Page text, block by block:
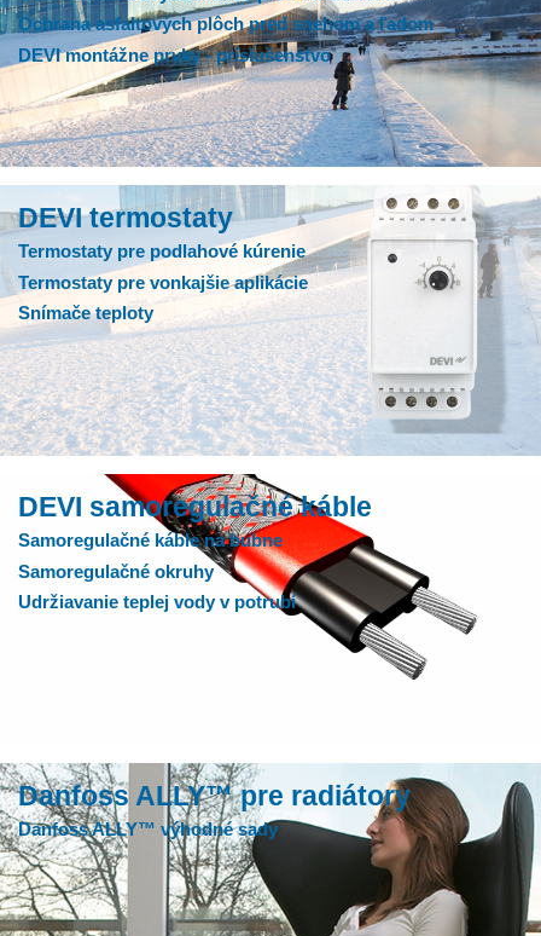
Ochrana asfaltových plôch pred snehom a ľadom
DEVI montážne prvky - príslušenstvo
DEVI termostaty
Termostaty pre podlahové kúrenie
Termostaty pre vonkajšie aplikácie
Snímače teploty
DEVI samoregulačné káble
Samoregulačné káble na bubne
Samoregulačné okruhy
Udržiavanie teplej vody v potrubí
Danfoss ALLY™ pre radiátory
Danfoss ALLY™ výhodné sady